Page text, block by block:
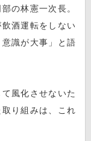
の林憲一次長。
酒運転をしない
識が大事」と語
風化させないた
り組みは、これ